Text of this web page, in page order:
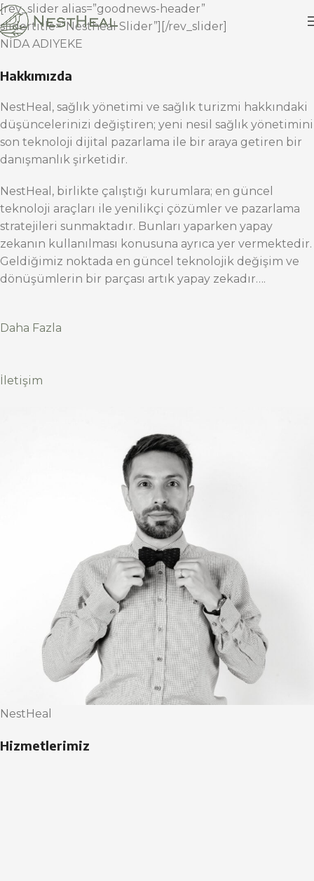
[rev_slider alias=”goodnews-header”
slidertitle=”Nestheal Slider”][/rev_slider]
NİDA ADIYEKE
Hakkımızda
NestHeal, sağlık yönetimi ve sağlık turizmi hakkındaki
düşüncelerinizi değiştiren; yeni nesil sağlık yönetimini
son teknoloji dijital pazarlama ile bir araya getiren bir
danışmanlık şirketidir.
NestHeal, birlikte çalıştığı kurumlara; en güncel
teknoloji araçları ile yenilikçi çözümler ve pazarlama
stratejileri sunmaktadır. Bunları yaparken yapay
zekanın kullanılması konusuna ayrıca yer vermektedir.
Geldiğimiz noktada en güncel teknolojik değişim ve
dönüşümlerin bir parçası artık yapay zekadır….
Daha Fazla
İletişim
NestHeal
Hizmetlerimiz